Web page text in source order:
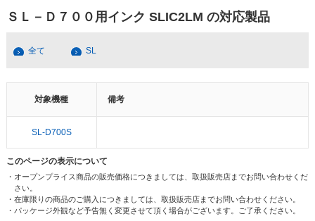
ＳＬ－Ｄ７００用インク SLIC2LM の対応製品
全て SL
対象機種 備考
SL-D700S
このページの表示について
・オープンプライス商品の販売価格につきましては、取扱販売店までお問い合わせくだ
さい。
・在庫限りの商品のご購入につきましては、取扱販売店までお問い合わせください。
・パッケージ外観など予告無く変更させて頂く場合がございます。ご了承ください。